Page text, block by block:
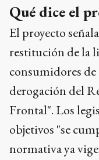
Qué dice el
El proyecto
restitución de la
consumidores
derogación del
Frontal". Los
objetivos "se
normativa ya